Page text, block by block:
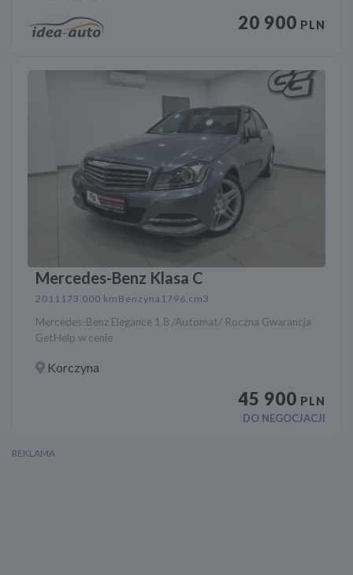
20 900 PLN
Mercedes-Benz Klasa C
2011 173 000 km Benzyna 1796 cm3
Mercedes-Benz Elegance 1.8 /Automat/ Roczna Gwarancja
GetHelp w cenie
Korczyna
45 900 PLN
DO NEGOCJACJI